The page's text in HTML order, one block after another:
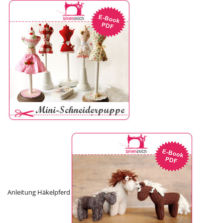
Anleitung Häkelpferd